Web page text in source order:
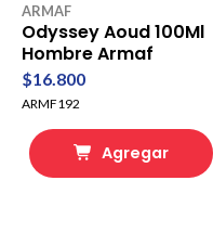
ARMAF
Odyssey Aoud 100Ml
Hombre Armaf
$16.800
ARMF192
Agregar